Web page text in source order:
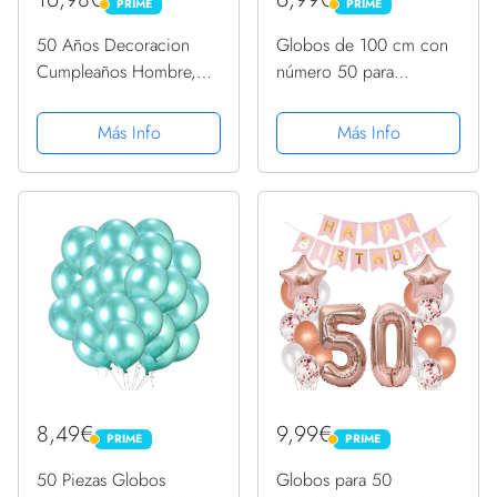
PRIME
PRIME
50 Años Decoracion
Cumpleaños Hombre,50
Azul Plata Globos
Cumpleaños 50er.con
Pancarta Feliz para
Adultos Dfiesta de...
Más Info
PRIME
PRIME
Globos de 100 cm con
número 50 para
color oro rosa + 4
globos de aluminio con
números 50, globos de
para 50...
Más Info
8,49€ PRIME
PRIME
50 Piezas Globos
9,99€ PRIME
PRIME
Globos para 50